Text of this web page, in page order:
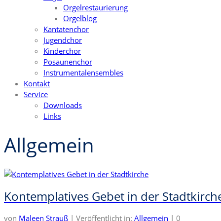
Orgelrestaurierung
Orgelblog
Kantatenchor
Jugendchor
Kinderchor
Posaunenchor
Instrumentalensembles
Kontakt
Service
Downloads
Links
Allgemein
Kontemplatives Gebet in der
von Maleen Strauß | Veröffentlicht in: Allgemein | 0